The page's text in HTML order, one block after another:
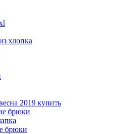
хлопка
2019 купить
брюки
брюки